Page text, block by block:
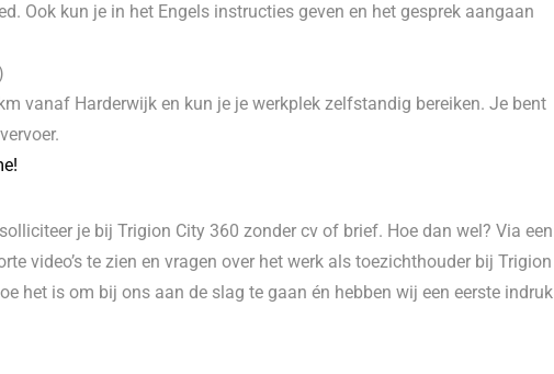
Ook kun je in het Engels instructies geven en het gesprek aangaan
vanaf Harderwijk en kun je je werkplek zelfstandig bereiken. Je bent
je bij Trigion City 360 zonder cv of brief. Hoe dan wel? Via een
video’s te zien en vragen over het werk als toezichthouder bij Trigion
het is om bij ons aan de slag te gaan én hebben wij een eerste indruk